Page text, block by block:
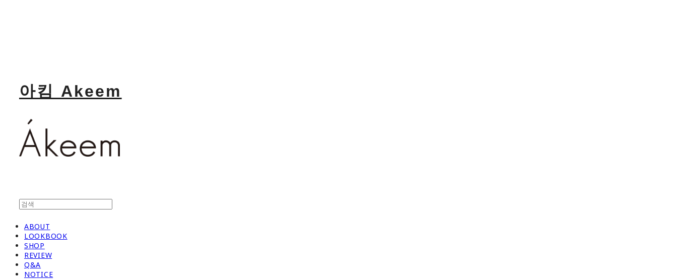
아킴 Akeem
ABOUT
LOOKBOOK
SHOP
REVIEW
Q&A
NOTICE